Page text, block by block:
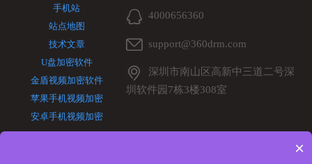
手机站
站点地图
技术文章
U盘加密软件
金盾视频加密软件
苹果手机视频加密
安卓手机视频加密
4000656360
support@360drm.com
深圳市南山区高新中三道二号深
圳软件园7栋3楼308室
×